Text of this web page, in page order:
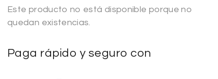
Este producto no está disponible porque no
quedan existencias.
Paga rápido y seguro con